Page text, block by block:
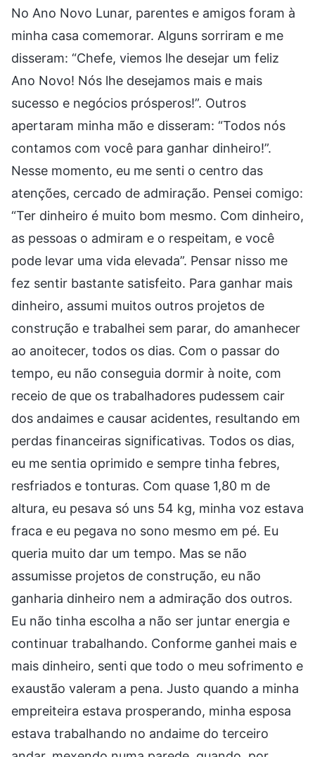
No Ano Novo Lunar, parentes e amigos foram à
minha casa comemorar. Alguns sorriram e me
disseram: “Chefe, viemos lhe desejar um feliz
Ano Novo! Nós lhe desejamos mais e mais
sucesso e negócios prósperos!”. Outros
apertaram minha mão e disseram: “Todos nós
contamos com você para ganhar dinheiro!”.
Nesse momento, eu me senti o centro das
atenções, cercado de admiração. Pensei comigo:
“Ter dinheiro é muito bom mesmo. Com dinheiro,
as pessoas o admiram e o respeitam, e você
pode levar uma vida elevada”. Pensar nisso me
fez sentir bastante satisfeito. Para ganhar mais
dinheiro, assumi muitos outros projetos de
construção e trabalhei sem parar, do amanhecer
ao anoitecer, todos os dias. Com o passar do
tempo, eu não conseguia dormir à noite, com
receio de que os trabalhadores pudessem cair
dos andaimes e causar acidentes, resultando em
perdas financeiras significativas. Todos os dias,
eu me sentia oprimido e sempre tinha febres,
resfriados e tonturas. Com quase 1,80 m de
altura, eu pesava só uns 54 kg, minha voz estava
fraca e eu pegava no sono mesmo em pé. Eu
queria muito dar um tempo. Mas se não
assumisse projetos de construção, eu não
ganharia dinheiro nem a admiração dos outros.
Eu não tinha escolha a não ser juntar energia e
continuar trabalhando. Conforme ganhei mais e
mais dinheiro, senti que todo o meu sofrimento e
exaustão valeram a pena. Justo quando a minha
empreiteira estava prosperando, minha esposa
estava trabalhando no andaime do terceiro